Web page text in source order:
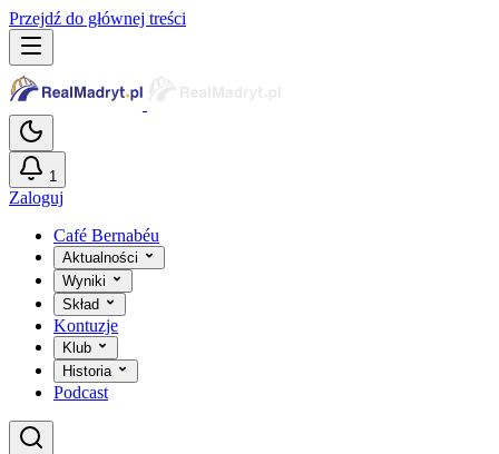
Przejdź do głównej treści
1
Zaloguj
Café Bernabéu
Aktualności
Wyniki
Skład
Kontuzje
Klub
Historia
Podcast